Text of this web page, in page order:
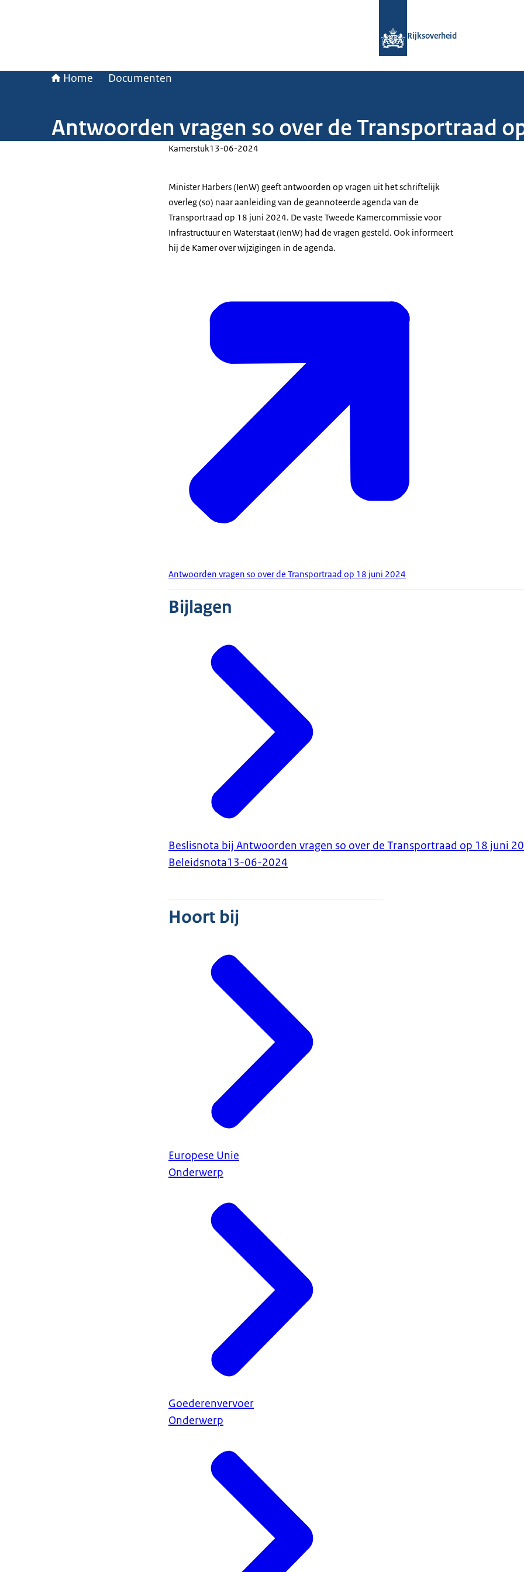
Rijksoverheid
Home Documenten
Antwoorden vragen so over de Transportraad
Kamerstuk13-06-2024
Minister Harbers (IenW) geeft antwoorden op vragen uit het schriftelijk
overleg (so) naar aanleiding van de geannoteerde agenda van de
Transportraad op 18 juni 2024. De vaste Tweede Kamercommissie voor
Infrastructuur en Waterstaat (IenW) had de vragen gesteld. Ook informeert
hij de Kamer over wijzigingen in de agenda.
Antwoorden vragen so over de Transportraad op 18 juni 2024
Bijlagen
Beslisnota bij Antwoorden vragen so over de Transportraad op 18 juni
Beleidsnota13-06-2024
Hoort bij
Europese Unie
Onderwerp
Goederenvervoer
Onderwerp